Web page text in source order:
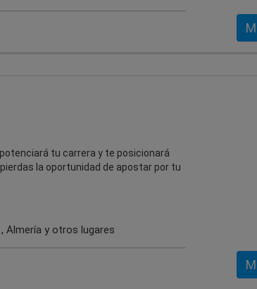
tu carrera y te posicionará
la oportunidad de apostar por tu
Almería y otros lugares